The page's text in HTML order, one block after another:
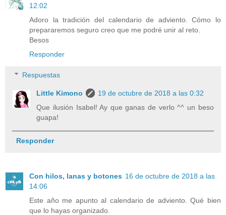
12:02
Adoro la tradición del calendario de adviento. Cómo lo
prepararemos seguro creo que me podré unir al reto.
Besos
Responder
Respuestas
Little Kimono
19 de octubre de 2018 a las 0:32
Que ilusión Isabel! Ay que ganas de verlo ^^ un beso
guapa!
Responder
Con hilos, lanas y botones 16 de octubre de 2018 a las
14:06
Este año me apunto al calendario de adviento. Qué bien
que lo hayas organizado.